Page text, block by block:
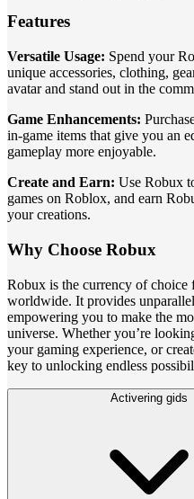
Features
Versatile Usage: Spend your
unique accessories, clothing,
avatar and stand out in the
Game Enhancements:
in-game items that give you an
gameplay more enjoyable.
Create and Earn: Use Robux
games on Roblox, and earn
your creations.
Why Choose Robux
Robux is the currency of
worldwide. It provides
empowering you to make the
universe. Whether you’re
your gaming experience, or
key to unlocking endless
Activering gids